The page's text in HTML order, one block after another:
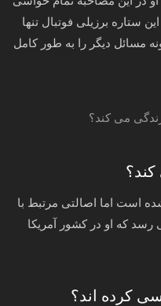
ستاره برزیلی فوتبال تنها
مسائل دیگر را به طور کامل
کند؟
شده است اما اصالتی مرتبط با
که او در کشور آمریکا
کرده اند؟